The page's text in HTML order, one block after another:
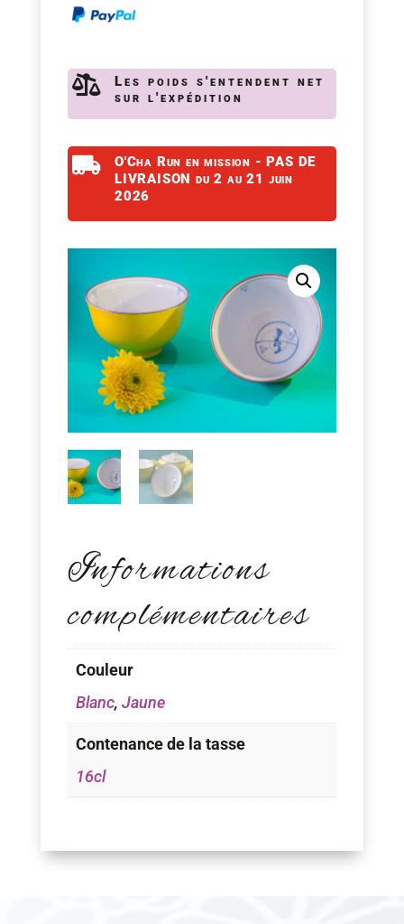

Les poids s'entendent net
sur l'expédition

O'Cha Run en mission - PAS DE
LIVRAISON du 2 au 21 juin
2026
Informations
complémentaires
Couleur
Blanc, Jaune
Contenance de la tasse
16cl